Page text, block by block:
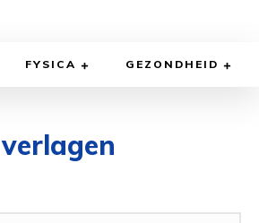
FYSICA GEZONDHEID
verlagen